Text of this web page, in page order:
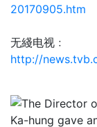
20170905.htm
无綫电视﹕
http://